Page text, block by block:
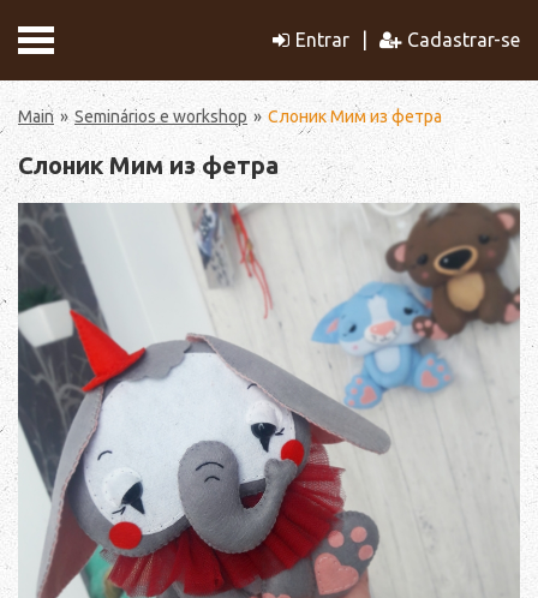
Entrar Cadastrar-se
Main Seminários e workshop Слоник Мим из фетра
Слоник Мим из фетра